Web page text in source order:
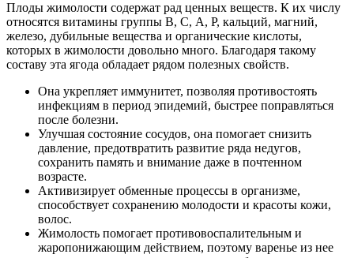
Плоды жимолости содержат рад ценных веществ. К их числу
относятся витамины группы В, С, А, Р, кальций, магний,
железо, дубильные вещества и органические кислоты,
которых в жимолости довольно много. Благодаря такому
составу эта ягода обладает рядом полезных свойств.
Она укрепляет иммунитет, позволяя противостоять
инфекциям в период эпидемий, быстрее поправляться
после болезни.
Улучшая состояние сосудов, она помогает снизить
давление, предотвратить развитие ряда недугов,
сохранить память и внимание даже в почтенном
возрасте.
Активизирует обменные процессы в организме,
способствует сохранению молодости и красоты кожи,
волос.
Жимолость помогает противовоспалительным и
жаропонижающим действием, поэтому варенье из нее